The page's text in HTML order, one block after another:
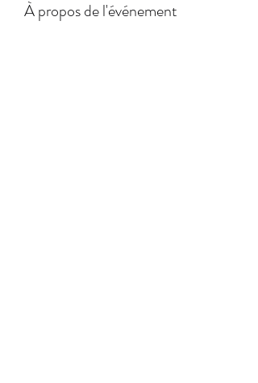
À propos de l'événement